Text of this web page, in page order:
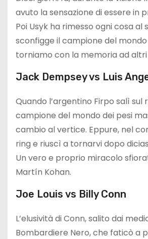
avuto la sensazione di essere in
Poi Usyk ha rimesso ogni cosa
sconfigge il campione del
torniamo con la memoria ad
Jack Dempsey vs Luis
Quando l’argentino Firpo salì
campione del mondo dei pesi
cambio al vertice. Eppure, nel
ring e riuscì a tornarvi dopo
Un vero e proprio miracolo
Martín Kohan.
Joe Louis vs Billy Conn
L’elusività di Conn, salito dai
Bombardiere Nero, che faticò a